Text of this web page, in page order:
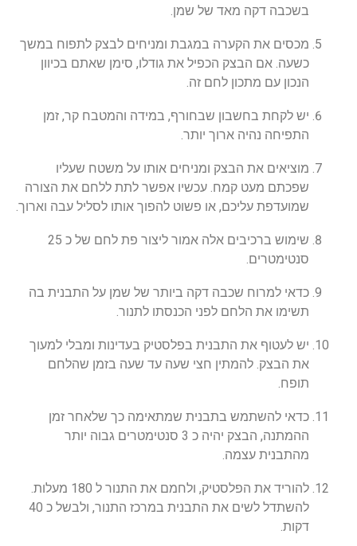
בשכבה דקה מאד של שמן.
מכסים את הקערה במגבת ומניחים לבצק לתפוח במשך
כשעה. אם הבצק הכפיל את גודלו, סימן שאתם בכיוון
הנכון עם מתכון לחם זה.
יש לקחת בחשבון שבחורף, במידה והמטבח קר, זמן
התפיחה נהיה ארוך יותר.
מוציאים את הבצק ומניחים אותו על משטח שעליו
שפכתם מעט קמח. עכשיו אפשר לתת ללחם את הצורה
שמועדפת עליכם, או פשוט להפוך אותו לסליל עבה וארוך.
שימוש ברכיבים אלה אמור ליצור פת לחם של כ 25
סנטימטרים.
כדאי למרוח שכבה דקה ביותר של שמן על התבנית בה
תשימו את הלחם לפני הכנסתו לתנור.
יש לעטוף את התבנית בפלסטיק בעדינות ומבלי למעוך
את הבצק. להמתין חצי שעה עד שעה בזמן שהלחם
תופח.
כדאי להשתמש בתבנית שמתאימה כך שלאחר זמן
ההמתנה, הבצק יהיה כ 3 סנטימטרים גבוה יותר
מהתבנית עצמה.
להוריד את הפלסטיק, ולחמם את התנור ל 180 מעלות.
להשתדל לשים את התבנית במרכז התנור, ולבשל כ 40
דקות.